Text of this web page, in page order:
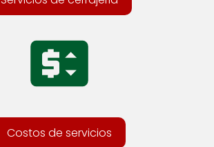
Costos de servicios